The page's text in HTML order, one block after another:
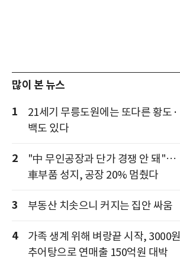
많이 본 뉴스
1
21세기 무릉도원에는 또다른 황도·
백도 있다
2
"中 무인공장과 단가 경쟁 안 돼"…
車부품 성지, 공장 20% 멈췄다
3 부동산 치솟으니 커지는 집안 싸움
4
가족 생계 위해 벼랑끝 시작, 3000원
추어탕으로 연매출 150억원 대박